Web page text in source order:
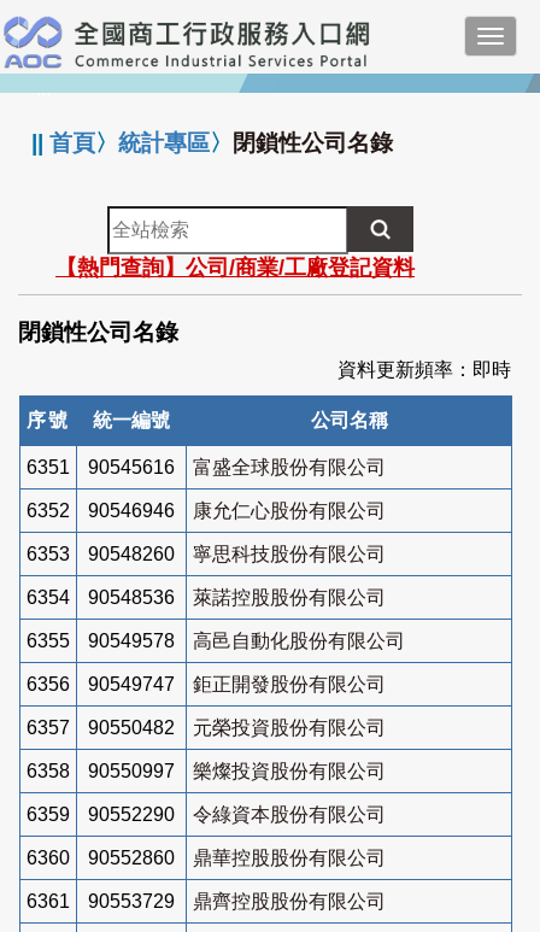
跳
到
主
要
:::
||首頁〉統計專區〉 閉鎖性公司名錄
全
站
檢
索
【熱門查詢】公司/商業/工廠登記資料
閉鎖性公司名錄
資料更新頻率：即時
序號 統一編號 公司名稱
6351 90545616 富盛全球股份有限公司
6352 90546946 康允仁心股份有限公司
6353 90548260 寧思科技股份有限公司
6354 90548536 萊諾控股股份有限公司
6355 90549578 高邑自動化股份有限公司
6356 90549747 鉅正開發股份有限公司
6357 90550482 元榮投資股份有限公司
6358 90550997 樂燦投資股份有限公司
6359 90552290 令綠資本股份有限公司
6360 90552860 鼎華控股股份有限公司
6361 90553729 鼎齊控股股份有限公司